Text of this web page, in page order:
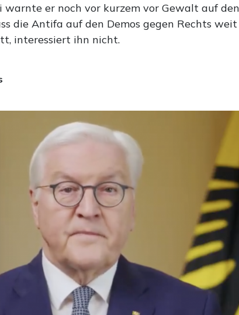
warnte er noch vor kurzem vor Gewalt auf den
die Antifa auf den Demos gegen Rechts weit
interessiert ihn nicht.